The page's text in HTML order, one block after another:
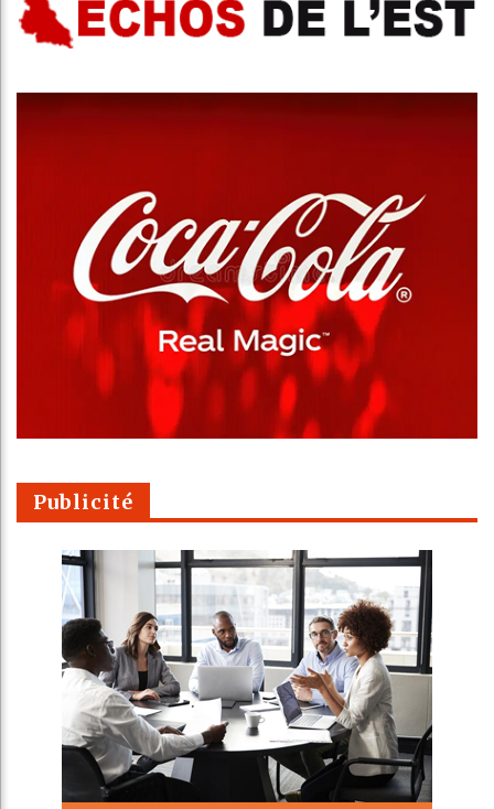
Publicité